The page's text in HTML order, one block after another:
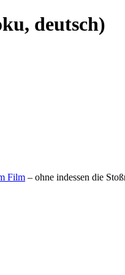
deutsch)
Film – ohne indessen die